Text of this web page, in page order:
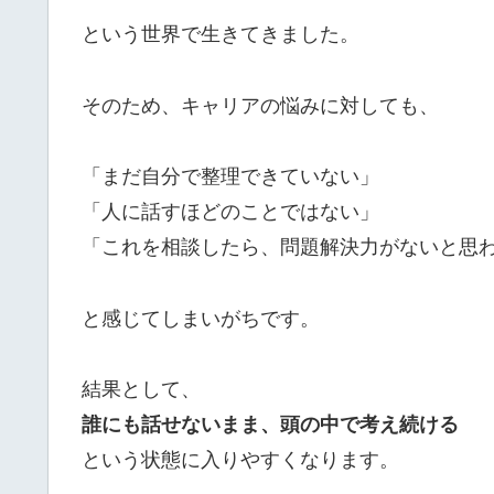
という世界で生きてきました。
そのため、キャリアの悩みに対しても、
「まだ自分で整理できていない」
「人に話すほどのことではない」
「これを相談したら、問題解決力がないと思
と感じてしまいがちです。
結果として、
誰にも話せないまま、頭の中で考え続ける
という状態に入りやすくなります。